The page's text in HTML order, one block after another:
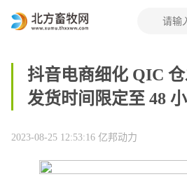
抖音电商细化 QIC
发货时间限定至 48
2023-08-25 12:53:16 亿邦动力